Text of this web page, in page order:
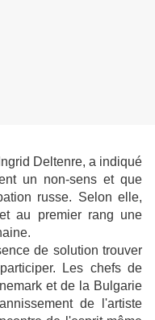
Deltenre, a indiqué
un non-sens et que
russe. Selon elle,
au premier rang une
de solution trouver
Les chefs de
et de la Bulgarie
de l'artiste